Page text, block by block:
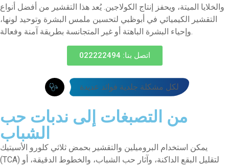
والخلايا الميتة، ويحفز إنتاج الكولاجين. يُعد هذا التقشير من أفضل أنواع
التقشير الكيميائي في أبوظبي لتحسين ملمس البشرة وتوحيد لونها،
اتصل بنا: 022222494
لكل مشكلة جلدية فوائد عديدة
من التصبغات إلى ندبات حب
الشباب
يمكن استخدام البروميلين والتقشير بحمض ثلاثي كلورو الأسيتيك
(TCA) لتقليل البقع الداكنة، وآثار حب الشباب، والخطوط الدقيقة، أو